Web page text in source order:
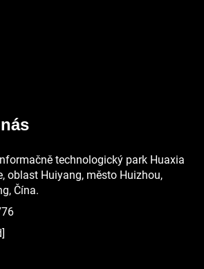
technologický park Huaxia
oblast Huiyang, město Huizhou,
Čína.